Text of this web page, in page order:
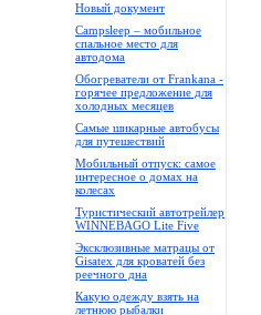
Новый документ
Campsleep – мобильное
спальное место для
автодома
Обогреватели от Frankana -
горячее предложение для
холодных месяцев
Самые шикарные автобусы
для путешествий
Мобильный отпуск: самое
интересное о домах на
колесах
Туристический автотрейлер
WINNEBAGO Lite Five
Эксклюзивные матрацы от
Gisatex для кроватей без
реечного дна
Какую одежду взять на
летнюю рыбалки